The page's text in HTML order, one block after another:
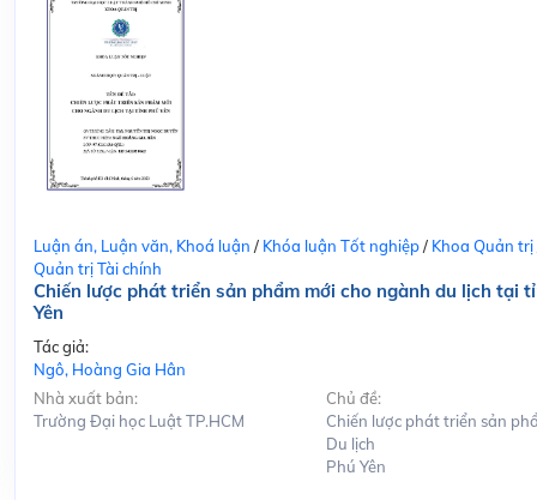
Luận án, Luận văn, Khoá luận / Khóa luận Tốt nghiệp/ Khoa Quản trị
Quản trị Tài chính
Chiến lược phát triển sản phẩm mới cho ngành du lịch tại
Yên
Tác giả:
Ngô, Hoàng Gia Hân
Nhà xuất bản:
Trường Đại học Luật TP.HCM
Chủ đề:
Chiến lược phát triển sản
Du lịch
Phú Yên